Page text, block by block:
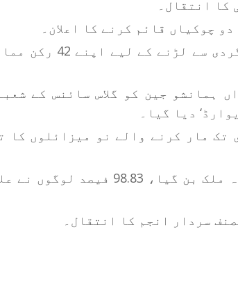
2004 - ایشیائی ترقیاتی بینک نے دہشت گردی
ہمانشو جین کو گلاس سائنس کے
دیا گیا۔
تک مار کرنے والے نو میزائلوں کا
2011 - سوڈان ایک ریفرنڈم کے بعد علیحدہ ملک بن گیا، 98.83 فیصد